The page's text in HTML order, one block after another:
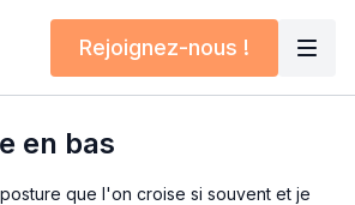
Rejoignez-nous !
en bas
que l'on croise si souvent et je